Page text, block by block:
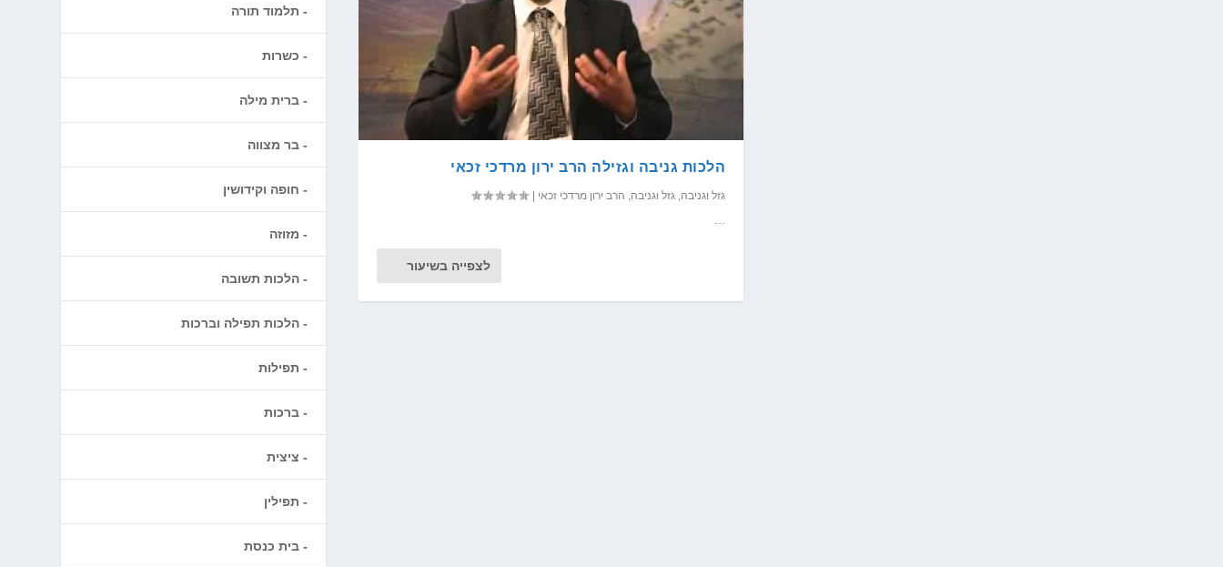
הלכות גניבה וגזילה הרב ירון מרדכי זכאי
גזל וגניבה גזל וגניבה הרב ירון מרדכי זכאי |
לצפייה בשיעור
תלמוד תורה
כשרות
ברית מילה
בר מצווה
חופה וקידושין
מזוזה
הלכות תשובה
הלכות תפילה וברכות
תפילות
ברכות
ציצית
תפילין
בית כנסת